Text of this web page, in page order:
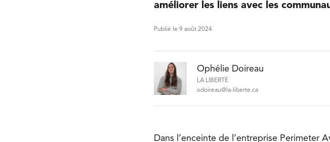
améliorer les liens avec les
Publié le 9 août 2024
Ophélie Doireau
LA LIBERTÉ
odoireau@la-liberte.ca
Dans l’enceinte de l’entreprise Perimeter